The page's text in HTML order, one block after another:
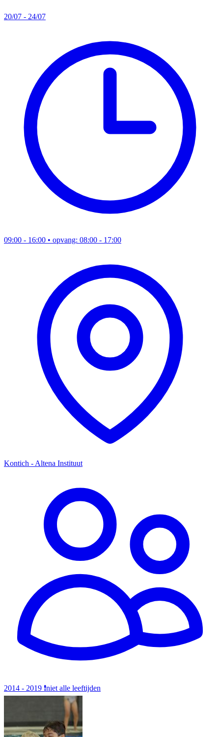
20/07 - 24/07
09:00 - 16:00 • opvang: 08:00 - 17:00
Kontich - Altena Instituut
2014 - 2019 ❗️niet alle leeftijden